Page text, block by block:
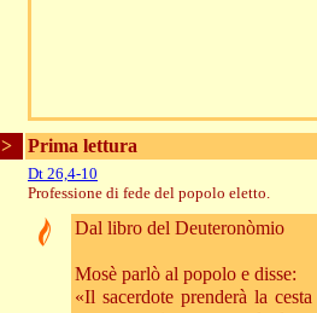
> Prima lettura
Dt 26,4-10
Professione di fede del popolo eletto.
Dal libro del Deuteronòmio
Mosè parlò al popolo e disse:
«Il sacerdote prenderà la